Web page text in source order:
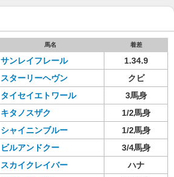
馬名 着差
サンレイフレール
1.34.9
スターリーヘヴン
クビ
タイセイエトワール
3馬身
キタノスザク
1/2馬身
シャイニンブルー
1/2馬身
ビルアンドクー
3/4馬身
スカイクレイバー
ハナ